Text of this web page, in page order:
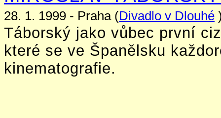
28. 1. 1999 - Praha (Divadlo v Dlouhé
Táborský jako vůbec první
které se ve Španělsku
kinematografie.